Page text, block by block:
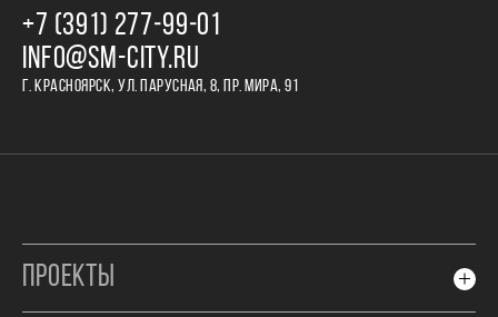
+7 (391) 277‒99‒01
INFO@SM-CITY.RU
Г. КРАСНОЯРСК, УЛ. ПАРУСНАЯ, 8, ПР. МИРА, 91
ПРОЕКТЫ